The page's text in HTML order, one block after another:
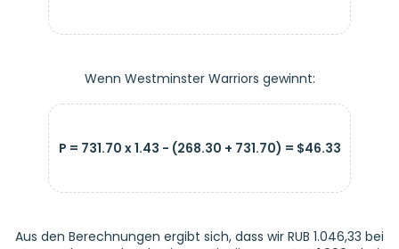
Wenn Westminster Warriors gewinnt:
P = 731.70 x 1.43 - (268.30 + 731.70) = $46.33
Aus den Berechnungen ergibt sich, dass wir RUB 1.046,33 bei